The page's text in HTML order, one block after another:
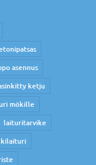
asennus
ketju
mökille
laituritarvike